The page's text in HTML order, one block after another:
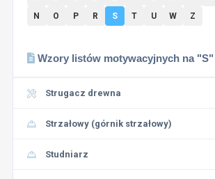
N
O P R S T U W Z
Wzory listów motywacyjnych na "S"
Strugacz drewna
Strzałowy (górnik strzałowy)
Studniarz